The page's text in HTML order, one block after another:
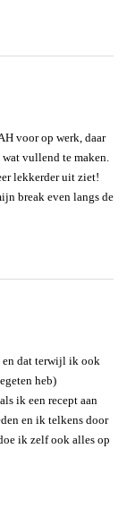
voor op werk, daar
vullend te maken.
lekkerder uit ziet!
break even langs de
en dat terwijl ik ook
heb)
ik een recept aan
en ik telkens door
ik zelf ook alles op